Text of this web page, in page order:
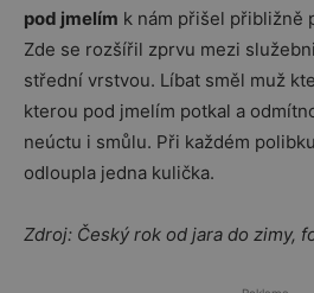
pod jmelím k nám přišel přibližně
Zde se rozšířil zprvu mezi
střední vrstvou. Líbat směl muž
kterou pod jmelím potkal a
neúctu i smůlu. Při každém
odloupla jedna kulička.
Zdroj: Český rok od jara do zimy,